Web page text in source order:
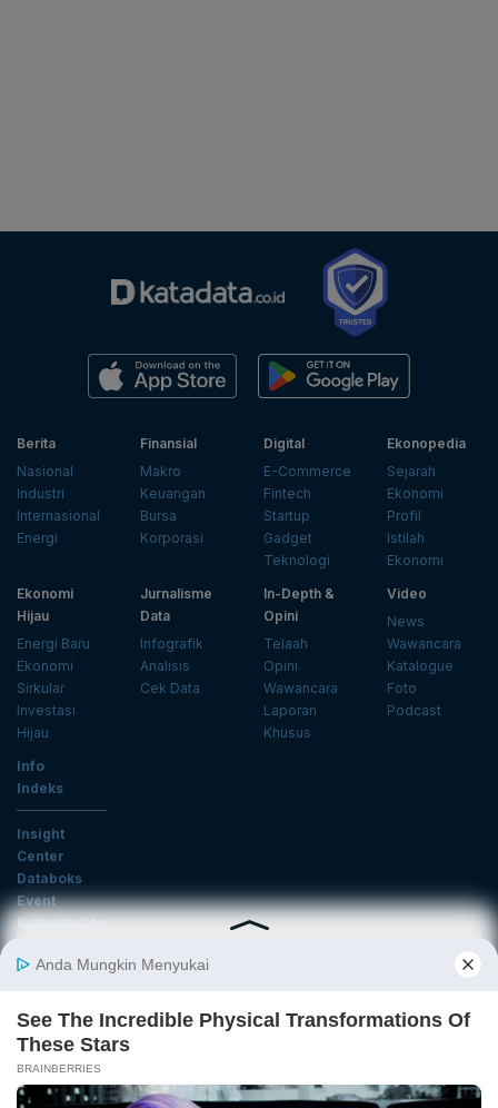
Berita
Nasional
Industri
Internasional
Energi
Finansial
Makro
Keuangan
Bursa
Korporasi
Digital
E-Commerce
Fintech
Startup
Gadget
Teknologi
Ekonopedia
Sejarah
Ekonomi
Profil
Istilah
Ekonomi
Ekonomi
Hijau
Energi Baru
Ekonomi
Sirkular
Investasi
Hijau
Jurnalisme
Data
Infografik
Analisis
Cek Data
In-Depth &
Opini
Telaah
Opini
Wawancara
Laporan
Khusus
Video
News
Wawancara
Katalogue
Foto
Podcast
Info
Indeks
Insight
Center
Databoks
Event
KatadataOto
Email
Daftar